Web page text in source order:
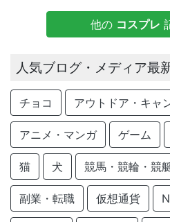
他の コスプレ
人気ブログ・メディア最
チョコ アウトドア・キャ
アニメ・マンガ ゲーム
猫 犬 競馬・競輪・競
副業・転職 仮想通貨